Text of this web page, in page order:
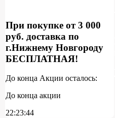
При покупке от 3 000
руб. доставка по
г.Нижнему Новгороду
БЕСПЛАТНАЯ!
До конца Акции осталось:
До конца акции
22:23:43